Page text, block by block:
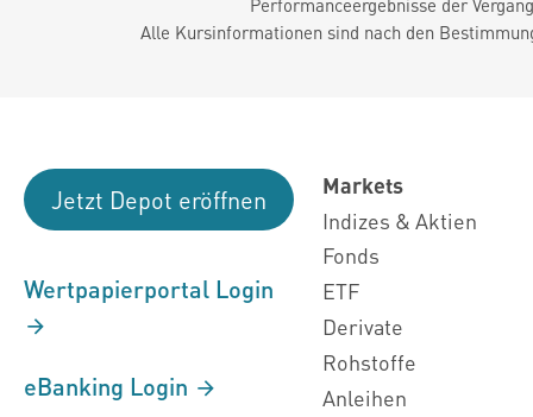
Alle Kursinformationen sind nach den
Jetzt Depot eröffnen
Wertpapierportal Login
eBanking Login
Markets
Indizes & Aktien
Fonds
ETF
Derivate
Rohstoffe
Anleihen